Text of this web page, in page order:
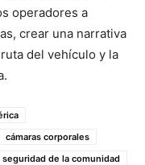
operadores a
crear una narrativa
del vehículo y la
cámaras corporales
seguridad de la comunidad